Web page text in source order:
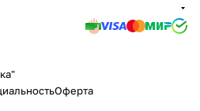
Оферта